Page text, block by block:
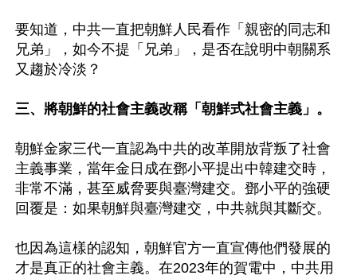
要知道，中共一直把朝鮮人民看作「親密的同志和
兄弟」，如今不提「兄弟」，是否在說明中朝關系
又趨於冷淡？
三、將朝鮮的社會主義改稱「朝鮮式社會主義」。
朝鮮金家三代一直認為中共的改革開放背叛了社會
主義事業，當年金日成在鄧小平提出中韓建交時，
非常不滿，甚至威脅要與臺灣建交。鄧小平的強硬
回覆是：如果朝鮮與臺灣建交，中共就與其斷交。
也因為這樣的認知，朝鮮官方一直宣傳他們發展的
才是真正的社會主義。在2023年的賀電中，中共用